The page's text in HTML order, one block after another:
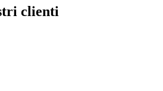
clienti